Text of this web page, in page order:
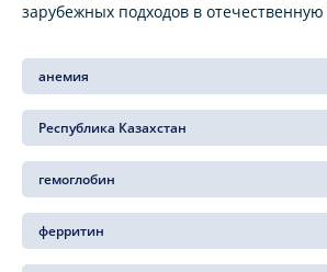
зарубежных подходов в отечественную
анемия
Республика Казахстан
гемоглобин
ферритин